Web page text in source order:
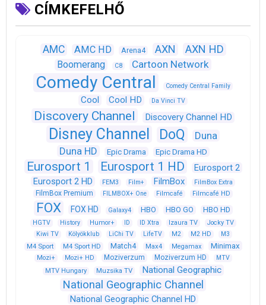
CÍMKEFELHŐ
AMC AMC HD Arena4 AXN AXN HD
Boomerang C8 Cartoon Network
Comedy Central Comedy Central Family
Cool Cool HD Da Vinci TV
Discovery Channel Discovery Channel HD
Disney Channel DoQ
Duna
Duna HD
Epic Drama Epic Drama HD
Eurosport 1 Eurosport 1 HD
Eurosport 2
Eurosport 2 HD
FEM3 Film+ FilmBox FilmBox Extra
FilmBox Premium FILMBOX+ One Filmcafé Filmcafé HD
FOX FOX HD Galaxy4 HBO HBO GO HBO HD
HGTV History Humor+ ID ID Xtra Izaura TV
Jocky TV
Kiwi TV
Kölyökklub LiChi TV LifeTV M2 M2 HD M3
M4 Sport M4 Sport HD Match4 Max4 Megamax Minimax
Mozi+ Mozi+ HD Moziverzum Moziverzum HD
MTV
MTV Hungary
Muzsika TV National Geographic
National Geographic Channel
National Geographic Channel HD